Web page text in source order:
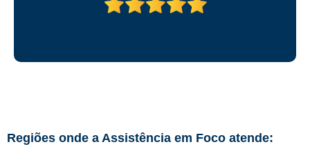
Regiões onde a Assistência em Foco atende: